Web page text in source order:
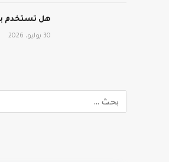
هل تستخدم
30 يوليو، 2026